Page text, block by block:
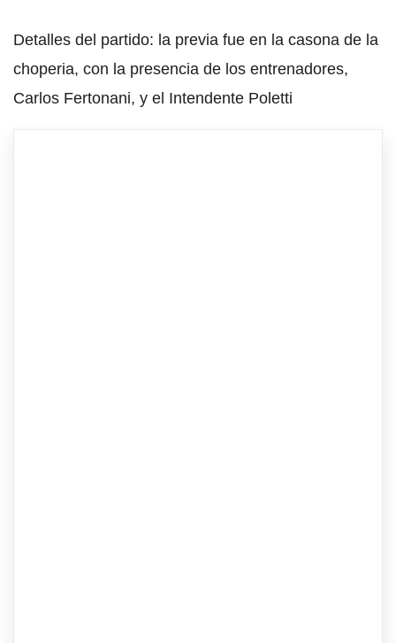
Detalles del partido: la previa fue en la casona de la
choperia, con la presencia de los entrenadores,
Carlos Fertonani, y el Intendente Poletti